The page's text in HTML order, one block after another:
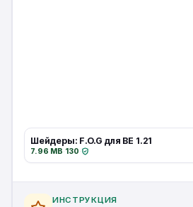
Шейдеры: F.O.G для BE 1.21
7.96 MB·130·
ИНСТРУКЦИЯ